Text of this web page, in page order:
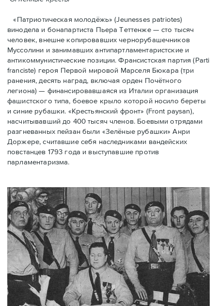
«Патриотическая молодёжь» (Jeunesses patriotes)
винодела и бонапартиста Пьера Тeттенже — cто тысяч
человек, внешне копировавших чернорубашечников
Муссолини и занимавших антипартламентаристские и
антикоммунистические позиции. Франсистская партия (Parti
franciste) героя Первой мировой Марселя Бюкара (три
ранения, десять наград, включая орден Почётного
легиона) — финансировавшаяся из Италии организация
фашистского типа, боевое крыло которой носило береты
и синие рубашки. «Крестьянский фронт» (Front paysan),
насчитывавший до 400 тысяч членов. Боевыми отрядами
разгневанных пейзан были «Зелёные рубашки» Анри
Доржере, считавшие себя наследниками вандейских
повстанцев 1793 года и выступавшие против
парламентаризма.